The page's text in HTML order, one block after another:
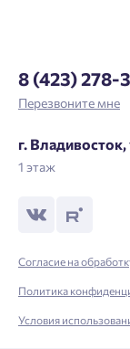
8 (423) 278-
Перезвоните мне
г.
1 этаж
Согласие на
Политика
Условия